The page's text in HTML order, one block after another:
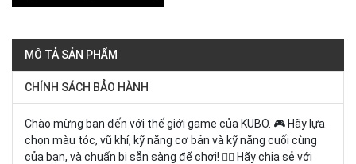
MÔ TẢ SẢN PHẨM
CHÍNH SÁCH BẢO HÀNH
Chào mừng bạn đến với thế giới game của KUBO. 🎮 Hãy lựa
chọn màu tóc, vũ khí, kỹ năng cơ bản và kỹ năng cuối cùng
của bạn, và chuẩn bị sẵn sàng để chơi! ❤️‍🔥 Hãy chia sẻ với